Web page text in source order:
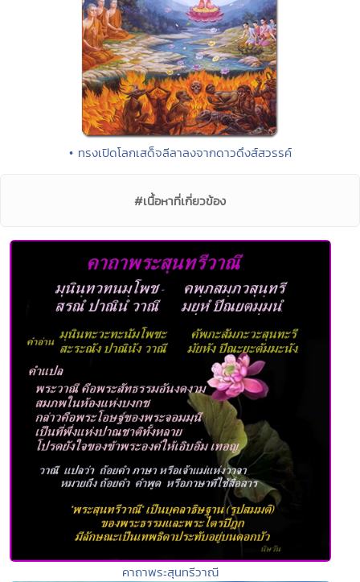
• ทรงเปิดโลกเสด็จลีลาลงจากดาวดึงส์สวรรค์
#เนื้อหาที่เกี่ยวข้อง
คาถาพระสุนทรีวาณี